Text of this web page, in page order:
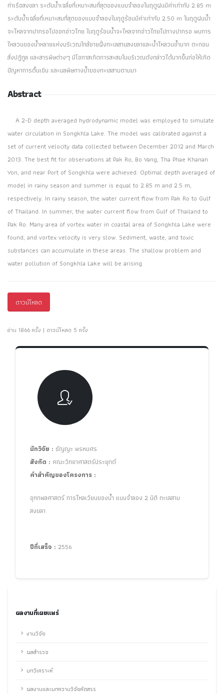
ท่าเรือสงขลา ระดับน้ำเฉลี่ยที่เหมาะสมที่สุดของแบบจำลองในฤดูฝนมีค่าเท่ากับ 2.85 m
ระดับน้ำเฉลี่ยที่เหมาะสมที่สุดของแบบจำลองในฤดูร้อนมีค่าเท่ากับ 2.50 m ในฤดูฝนน้ำ
จะไหลจากปากรอไปออกอ่าวไทย ในฤดูร้อนน้ำจะไหลจากอ่าวไทยไปทางปากรอ พบการ
ไหลวนของน้ำหลายแห่งบริเวณใกล้ชายฝั่งทะเลสาบสงขลาและน้ำไหลวนช้ำมาก ตะกอน
สิ่งปฏิกูล และสารพิษต่างๆ มีโอกาสเกิดการสะสมในบริเวณดังกล่าวได้มากขึ้นก่อให้เกิด
ปัญหาการตื้นเขิน และมลพิษทางน้ำของทะเลสาบตามมา
Abstract
A 2-D depth averaged hydrodynamic model was employed to simulate
water circulation in Songkhla Lake. The model was calibrated against a
set of current velocity data collected between December 2012 and March
2013. The best fit for observations at Pak Ro, Bo Yang, Tha Phae Khanan
Yon, and near Port of Songkhla were achieved. Optimal depth averaged of
model in rainy season and summer is equal to 2.85 m and 2.5 m,
respectively. In rainy season, the water current flow from Pak Ro to Gulf
of Thailand. In summer, the water current flow from Gulf of Thailand to
Pak Ro. Many area of vortex water in coastal area of Songkhla Lake were
found, and vortex velocity is very slow. Sediment, waste, and toxic
substances can accumulate in these areas. The shallow problem and
water pollution of Songkhla Lake will be arising.
ดาวน์โหลด
อ่าน 1866 ครั้ง | ดาวน์โหลด 5 ครั้ง
นักวิจัย : ธัญญะ พรหมศร
สังกัด : คณะวิทยาศาสตร์ประยุกต์
คำสำคัญของโครงการ :
อุทกพลศาสตร์ การไหลเวียนของน้ำ แบบจำลอง 2 มิติ ทะเลสาบ
สงขลา
ปีที่เสร็จ : 2556
ผลงานที่เผยแพร่
งานวิจัย
ผลสำรวจ
บทวิเคราะห์
ผลงานและบทความวิจัยคัดสรร